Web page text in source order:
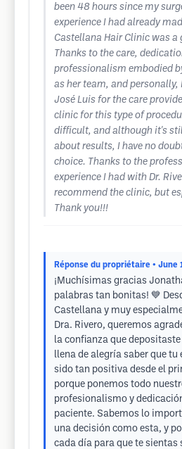
been 48 hours since my
experience I had already
Castellana Hair Clinic was a
Thanks to the care,
professionalism embodied
as her team, and
José Luis for the care
clinic for this type of
difficult, and although it's
about results, I have no
choice. Thanks to the
experience I had with Dr.
recommend the clinic, but
Thank you!!!
Réponse du propriétaire • June
¡Muchísimas gracias
palabras tan bonitas! 💙
Castellana y muy
Dra. Rivero, queremos
la confianza que
llena de alegría saber que tu
sido tan positiva desde el
porque ponemos todo
profesionalismo y
paciente. Sabemos lo
una decisión como esta, y
cada día para que te sientas